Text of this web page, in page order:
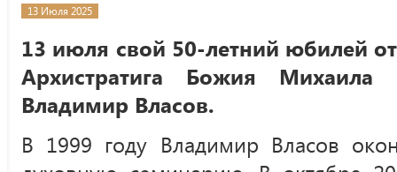
13 Июля 2025
13 июля свой 50-летний юбилей
Архистратига Божия
Владимир Власов.
В 1999 году Владимир Власов